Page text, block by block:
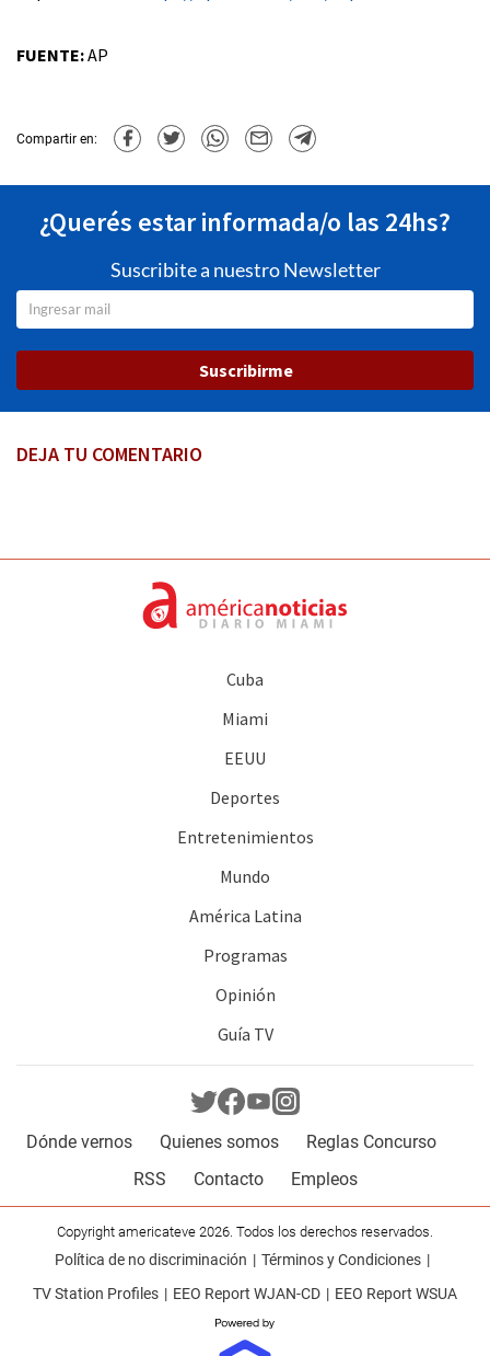
FUENTE:AP
Compartir en:
¿Querés estar informada/o las 24hs?
Suscribite a nuestro Newsletter
Suscribirme
DEJA TU COMENTARIO
Cuba
Miami
EEUU
Deportes
Entretenimientos
Mundo
América Latina
Programas
Opinión
Guía TV
Dónde vernos Quienes somos
Reglas Concurso
RSS
Contacto Empleos
Copyright americateve 2026. Todos los derechos reservados.
Política de no discriminación
Términos y Condiciones
TV Station Profiles
EEO Report WJAN-CD EEO Report WSUA